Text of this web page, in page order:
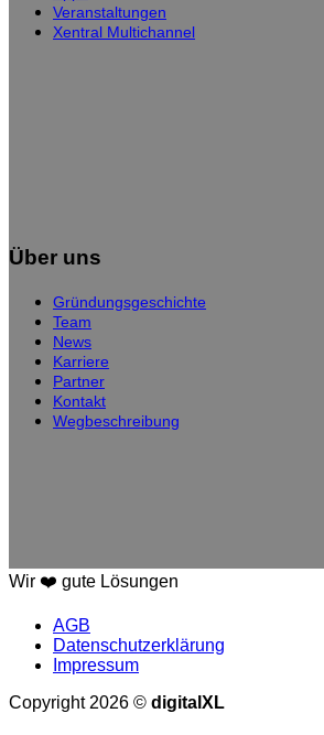
Veranstaltungen
Xentral Multichannel
Über uns
Gründungsgeschichte
Team
News
Karriere
Partner
Kontakt
Wegbeschreibung
Wir ❤️ gute Lösungen
AGB
Datenschutzerklärung
Impressum
Copyright 2026 © digitalXL